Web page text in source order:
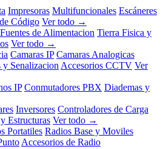
Impresoras Multifuncionales Escáneres
Código Ver todo →
Fuentes de Alimentacion Tierra Fisica y
Ver todo →
Camaras IP Camaras Analogicas
y Senalizacion Accesorios CCTV Ver
IP Conmutadores PBX Diademas y
Inversores Controladores de Carga
Estructuras Ver todo →
Portatiles Radios Base y Moviles
Accesorios de Radio